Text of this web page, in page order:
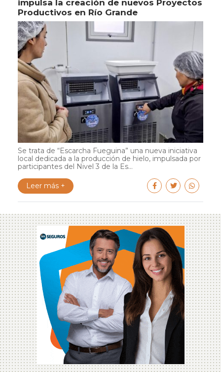
impulsa la creación de nuevos Proyectos
Productivos en Río Grande
Se trata de “Escarcha Fueguina” una nueva iniciativa
local dedicada a la producción de hielo, impulsada por
participantes del Nivel 3 de la Es...
Leer más +